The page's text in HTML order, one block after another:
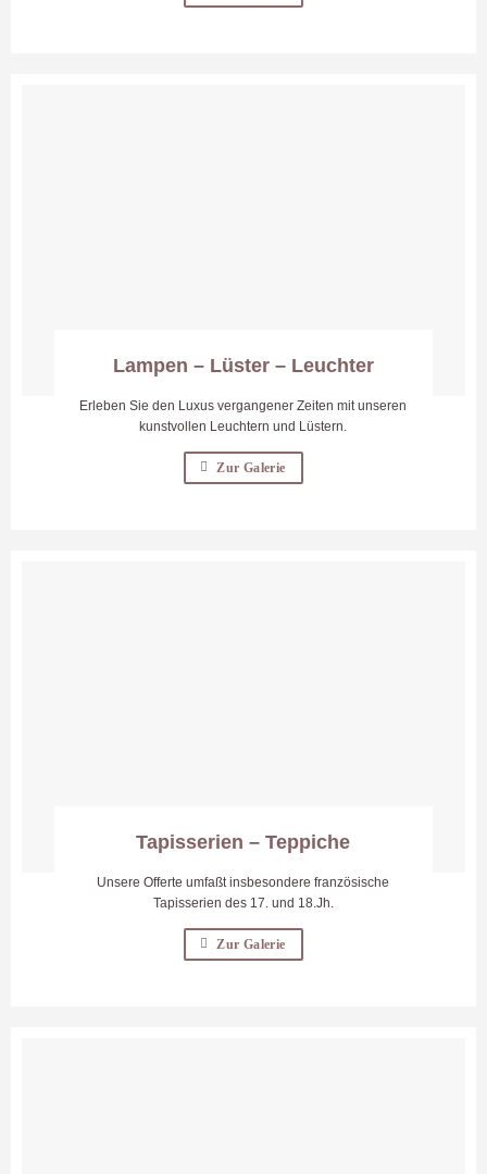
Lampen – Lüster – Leuchter
Erleben Sie den Luxus vergangener Zeiten mit unseren
kunstvollen Leuchtern und Lüstern.
Zur Galerie
Tapisserien – Teppiche
Unsere Offerte umfaßt insbesondere französische
Tapisserien des 17. und 18.Jh.
Zur Galerie